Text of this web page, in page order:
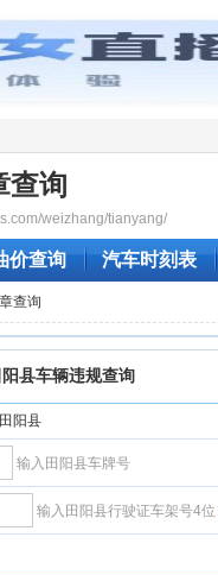
查询
weizhang/tianyang/
价查询 汽车时刻表
查询
县车辆违规查询
阳县
输入田阳县车牌号
输入田阳县行驶证车架号4位